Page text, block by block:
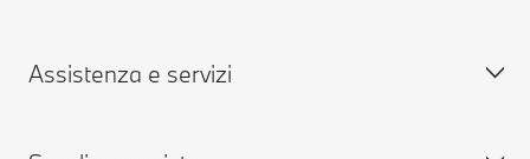
Concessionarie & Centri Service BMW
Lavora con noi
Assistenza e servizi